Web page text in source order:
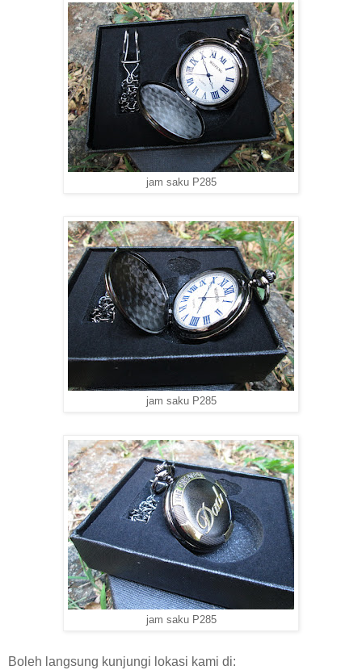
jam saku P285
jam saku P285
jam saku P285
Boleh langsung kunjungi lokasi kami di: